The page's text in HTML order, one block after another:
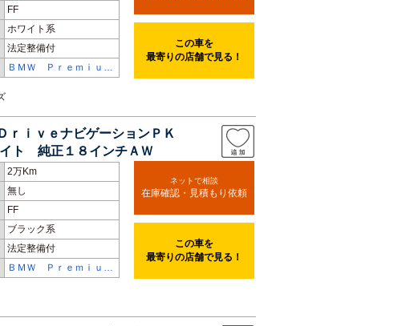
FF
ホワイト系
法定整備付
ＢＭＷ Ｐｒｅｍｉｕ
ｍ Ｓｅｌｅｃｔｉｏ
この車を
最寄りの店舗で見る！
ｉｖｅナビゲーションＰＫ
ト 純正１８インチＡＷ
2万Km
無し
FF
ブラック系
法定整備付
ＢＭＷ Ｐｒｅｍｉｕ
ｍ Ｓｅｌｅｃｔｉｏ
ネットで相談
在庫確認・見積もり依頼
この車を
最寄りの店舗で見る！